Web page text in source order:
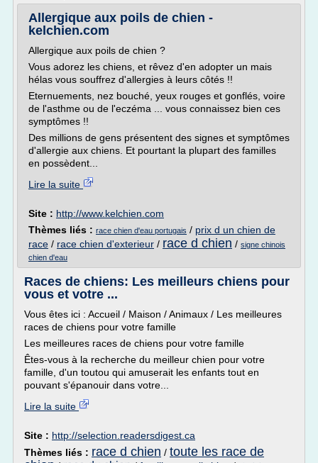
Allergique aux poils de chien -
kelchien.com
Allergique aux poils de chien ?
Vous adorez les chiens, et rêvez d'en adopter un mais
hélas vous souffrez d'allergies à leurs côtés !!
Eternuements, nez bouché, yeux rouges et gonflés, voire
de l'asthme ou de l'eczéma ... vous connaissez bien ces
symptômes !!
Des millions de gens présentent des signes et symptômes
d'allergie aux chiens. Et pourtant la plupart des familles
en possèdent...
Lire la suite
Site : http://www.kelchien.com
Thèmes liés : race chien d'eau portugais / prix d un chien de
race / race chien d'exterieur / race d chien / signe chinois
chien d'eau
Races de chiens: Les meilleurs chiens pour
vous et votre ...
Vous êtes ici : Accueil / Maison / Animaux / Les meilleures
races de chiens pour votre famille
Les meilleures races de chiens pour votre famille
Êtes-vous à la recherche du meilleur chien pour votre
famille, d'un toutou qui amuserait les enfants tout en
pouvant s'épanouir dans votre...
Lire la suite
Site : http://selection.readersdigest.ca
Thèmes liés : race d chien / toute les race de